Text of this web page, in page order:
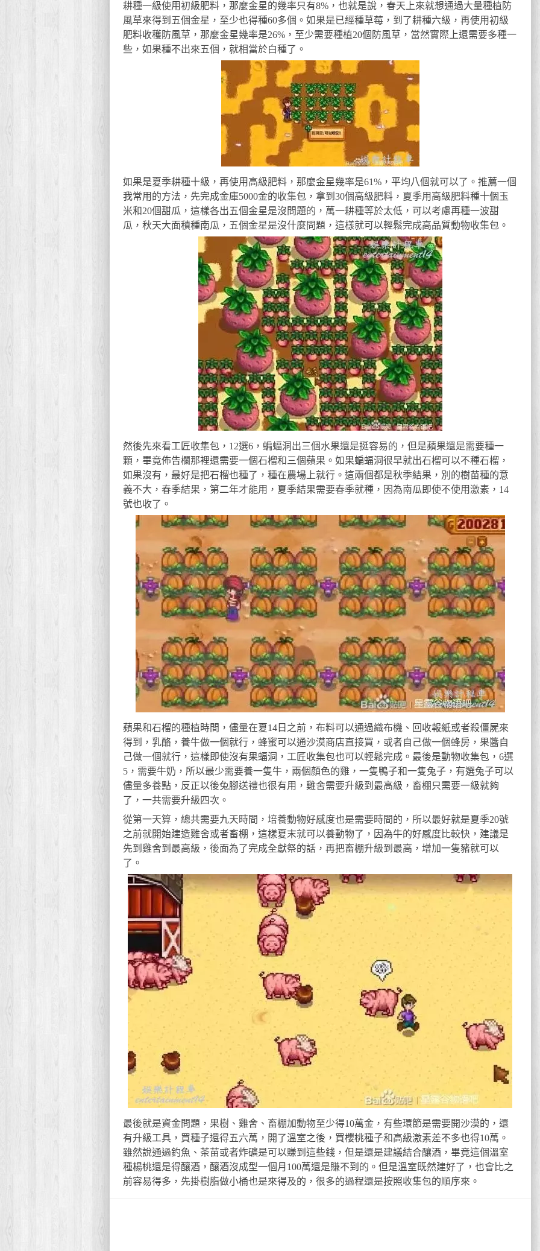
耕種一級使用初級肥料，那麼金星的幾率只有8%，也就是說，春天上來就想通過大量種植防
風草來得到五個金星，至少也得種60多個。如果是已經種草莓，到了耕種六級，再使用初級
肥料收穫防風草，那麼金星幾率是26%，至少需要種植20個防風草，當然實際上還需要多種一
些，如果種不出來五個，就相當於白種了。
如果是夏季耕種十級，再使用高級肥料，那麼金星幾率是61%，平均八個就可以了。推薦一個
我常用的方法，先完成金庫5000金的收集包，拿到30個高級肥料，夏季用高級肥料種十個玉
米和20個甜瓜，這樣各出五個金星是沒問題的，萬一耕種等於太低，可以考慮再種一波甜
瓜，秋天大面積種南瓜，五個金星是沒什麼問題，這樣就可以輕鬆完成高品質動物收集包。
然後先來看工匠收集包，12選6，蝙蝠洞出三個水果還是挺容易的，但是蘋果還是需要種一
顆，畢竟佈告欄那裡還需要一個石榴和三個蘋果。如果蝙蝠洞很早就出石榴可以不種石榴，
如果沒有，最好是把石榴也種了，種在農場上就行。這兩個都是秋季結果，別的樹苗種的意
義不大，春季結果，第二年才能用，夏季結果需要春季就種，因為南瓜即使不使用激素，14
號也收了。
蘋果和石榴的種植時間，儘量在夏14日之前，布料可以通過織布機、回收報紙或者殺僵屍來
得到，乳酪，養牛做一個就行，蜂蜜可以通沙漠商店直接買，或者自己做一個蜂房，果醬自
己做一個就行，這樣即使沒有果蝠洞，工匠收集包也可以輕鬆完成。最後是動物收集包，6選
5，需要牛奶，所以最少需要養一隻牛，兩個顏色的雞，一隻鴨子和一隻兔子，有選兔子可以
儘量多養點，反正以後兔腳送禮也很有用，雞舍需要升級到最高級，畜棚只需要一級就夠
了，一共需要升級四次。
從第一天算，總共需要九天時間，培養動物好感度也是需要時間的，所以最好就是夏季20號
之前就開始建造雞舍或者畜棚，這樣夏末就可以養動物了，因為牛的好感度比較快，建議是
先到雞舍到最高級，後面為了完成全獻祭的話，再把畜棚升級到最高，增加一隻豬就可以
了。
最後就是資金問題，果樹、雞舍、畜棚加動物至少得10萬金，有些環節是需要開沙漠的，還
有升級工具，買種子還得五六萬，開了溫室之後，買櫻桃種子和高級激素差不多也得10萬。
雖然說通過釣魚、茶苗或者炸礦是可以賺到這些錢，但是還是建議結合釀酒，畢竟這個溫室
種楊桃還是得釀酒，釀酒沒成型一個月100萬還是賺不到的。但是溫室既然建好了，也會比之
前容易得多，先掛樹脂做小桶也是來得及的，很多的過程還是按照收集包的順序來。